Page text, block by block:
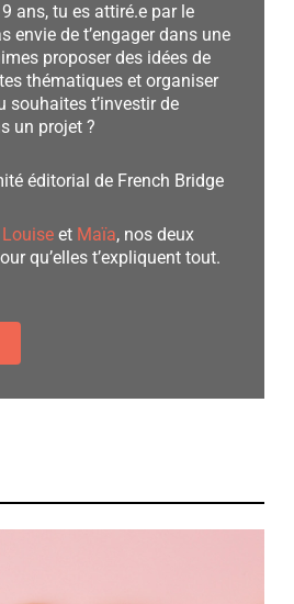
ans, tu es attiré.e par le
envie de t’engager dans une
proposer des idées de
thématiques et organiser
souhaites t’investir de
un projet ?
éditorial de French Bridge
Louise et Maïa, nos deux
qu’elles t’expliquent tout.